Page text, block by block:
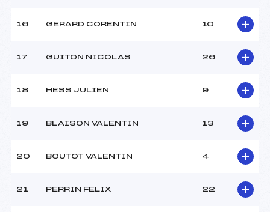
16 GERARD CORENTIN 10
17 GUITON NICOLAS 26
18 HESS JULIEN 9
19 BLAISON VALENTIN 13
20 BOUTOT VALENTIN 4
21 PERRIN FELIX 22